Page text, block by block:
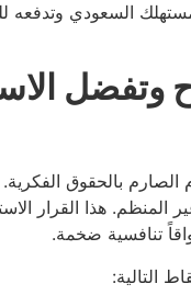
السعودي وتدفعه
الصارم بالحقوق
المنظم. هذا القرار
تنافسية ضخمة.
التالية: